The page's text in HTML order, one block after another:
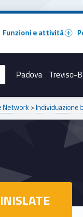
Funzioni e attività
Padova Treviso-
Network>Individuazione